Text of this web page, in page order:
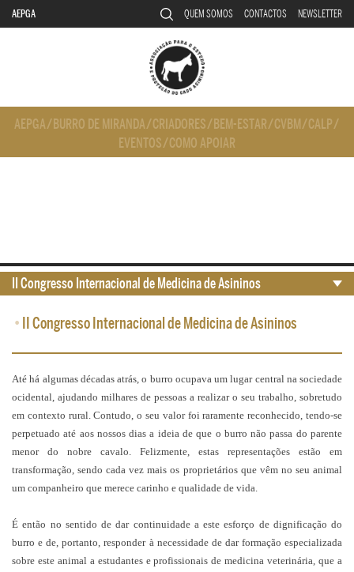
AEPGA QUEM SOMOS CONTACTOS NEWSLETTER
AEPGA/ BURRO DE MIRANDA/CRIADORES/ BEM-ESTAR/CVBM/CALP/
EVENTOS/COMO APOIAR
• II Congresso Internacional de Medicina de Asininos
Até há algumas décadas atrás, o burro ocupava um lugar central na sociedade
ocidental, ajudando milhares de pessoas a realizar o seu trabalho, sobretudo
em contexto rural. Contudo, o seu valor foi raramente reconhecido, tendo-se
perpetuado até aos nossos dias a ideia de que o burro não passa do parente
menor do nobre cavalo. Felizmente, estas representações estão em
transformação, sendo cada vez mais os proprietários que vêm no seu animal
um companheiro que merece carinho e qualidade de vida.
É então no sentido de dar continuidade a este esforço de dignificação do
burro e de, portanto, responder à necessidade de dar formação especializada
sobre este animal a estudantes e profissionais de medicina veterinária, que a
II Congresso Internacional de Medicina de Asininos